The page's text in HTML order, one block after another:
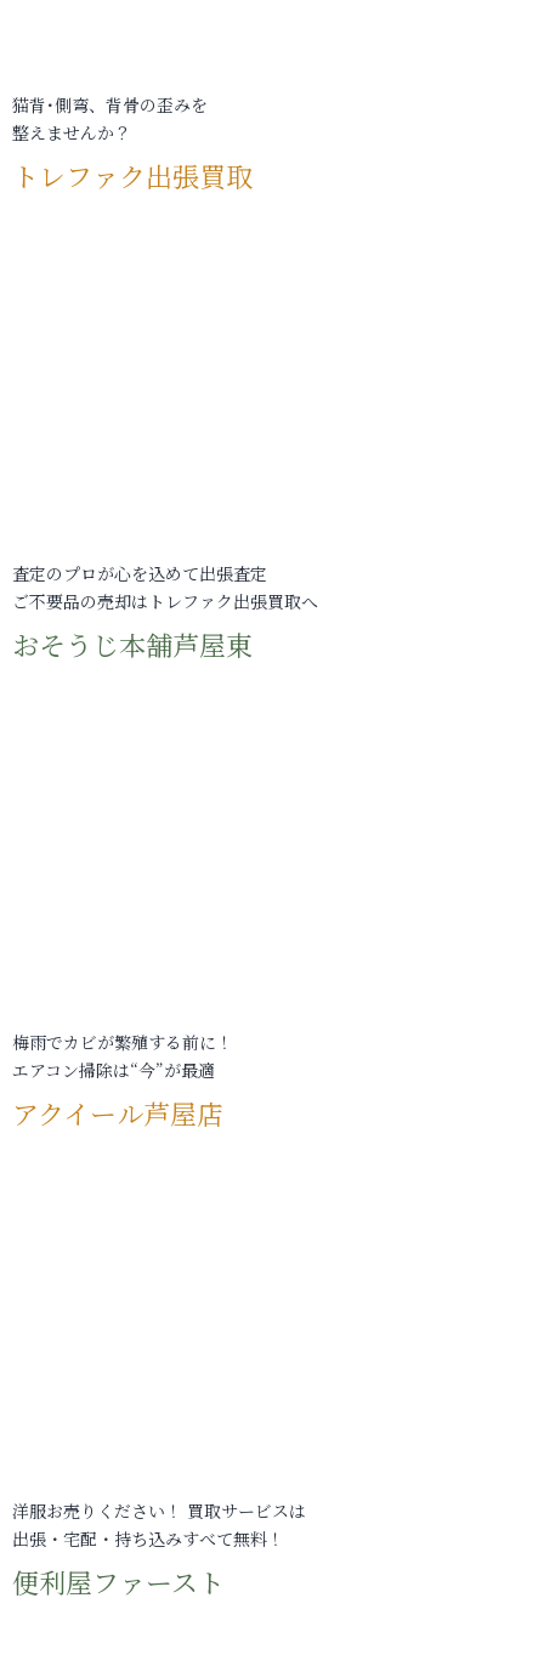
猫背･側弯、背骨の歪みを
整えませんか？
トレファク出張買取
査定のプロが心を込めて出張査定
ご不要品の売却はトレファク出張買取へ
おそうじ本舗芦屋東
梅雨でカビが繁殖する前に！
エアコン掃除は“今”が最適
アクイール芦屋店
洋服お売りください！ 買取サービスは
出張・宅配・持ち込みすべて無料！
便利屋ファースト